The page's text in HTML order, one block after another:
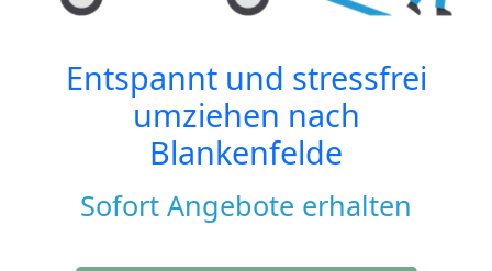
Entspannt und stressfrei
umziehen nach
Blankenfelde
Sofort Angebote erhalten